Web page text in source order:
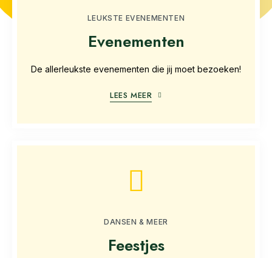
LEUKSTE EVENEMENTEN
Evenementen
De allerleukste evenementen die jij moet bezoeken!
LEES MEER
DANSEN & MEER
Feestjes